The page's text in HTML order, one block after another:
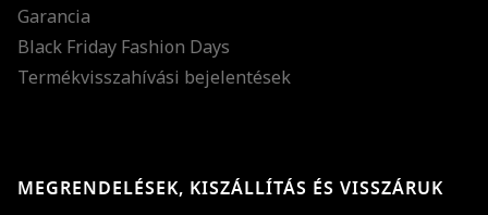
Garancia
Black Friday Fashion Days
Termékvisszahívási bejelentések
MEGRENDELÉSEK, KISZÁLLÍTÁS ÉS VISSZÁRUK